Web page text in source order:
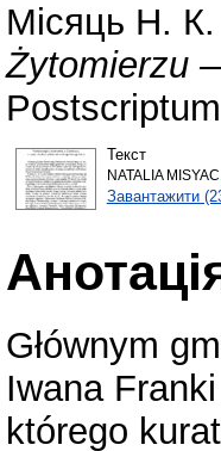
Місяць Н. К.
Żytomierzu
Текст
NATALIA
Завантажити
Głównym
Iwana
którego